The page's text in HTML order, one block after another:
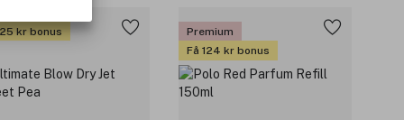
25 kr bonus
Premium
Få 124 kr bonus